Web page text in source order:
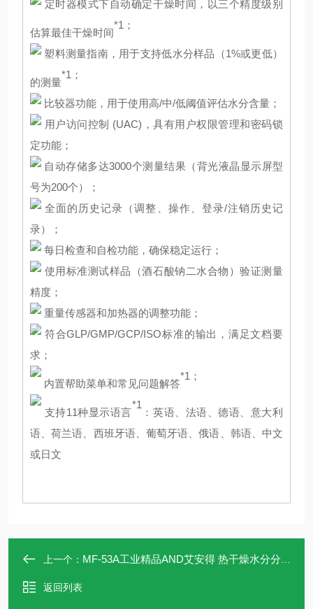
定时器模式下自动确定干燥时间，以三个精度级别
估算最佳干燥时间
*1；
塑料测量指南，用于支持低水分样品（1%或更低）
的测量
*1；
比较器功能，用于使用高/中/低阈值评估水分含量；
用户访问控制 (UAC)，具有用户权限管理和密码锁
定功能；
自动存储多达3000个测量结果（背光液晶显示屏型
号为200个）；
全面的历史记录（调整、操作、登录/注销历史记
录）；
每日检查和自检功能，确保稳定运行；
使用标准测试样品（酒石酸钠二水合物）验证测量
精度；
重量传感器和加热器的调整功能；
符合GLP/GMP/GCP/ISO标准的输出，满足文档要
求；
内置帮助菜单和常见问题解答
*1；
支持11种显示语言
*1
：英语、法语、德语、意大利
语、荷兰语、西班牙语、葡萄牙语、俄语、韩语、中文
或日文
上一个： MF-53A工业精品AND艾安得 热干燥水分分析仪
返回列表